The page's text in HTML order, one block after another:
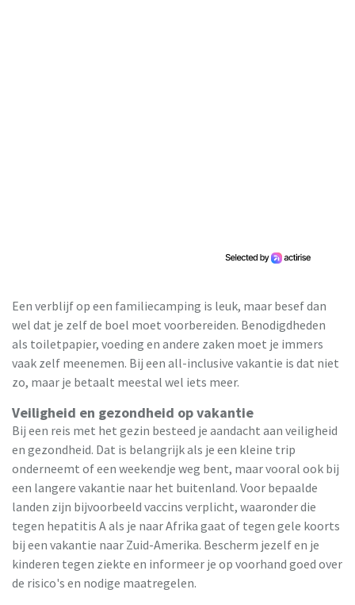
Een verblijf op een familiecamping is leuk, maar besef dan
wel dat je zelf de boel moet voorbereiden. Benodigdheden
als toiletpapier, voeding en andere zaken moet je immers
vaak zelf meenemen. Bij een all-inclusive vakantie is dat niet
zo, maar je betaalt meestal wel iets meer.
Veiligheid en gezondheid op vakantie
Bij een reis met het gezin besteed je aandacht aan veiligheid
en gezondheid. Dat is belangrijk als je een kleine trip
onderneemt of een weekendje weg bent, maar vooral ook bij
een langere vakantie naar het buitenland. Voor bepaalde
landen zijn bijvoorbeeld vaccins verplicht, waaronder die
tegen hepatitis A als je naar Afrika gaat of tegen gele koorts
bij een vakantie naar Zuid-Amerika. Bescherm jezelf en je
kinderen tegen ziekte en informeer je op voorhand goed over
de risico's en nodige maatregelen.